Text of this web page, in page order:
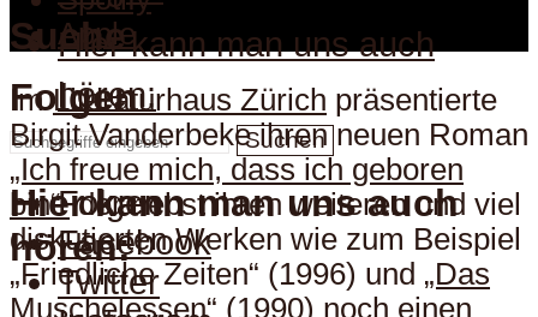
Suche
Suchen
Hier kann man uns auch
hören:
Hier kann man uns auch
hören:
Folgen
Folgen
Facebook
Twitter
Apple
ImLiteraturhaus Zürich präsentierte
Birgit Vanderbeke ihren neuen Roman
„Ich freue mich, dass ich geboren
bin“der nebst ihren weiteren und viel
diskutierten Werken wie zum Beispiel
„Friedliche Zeiten“ (1996) und „Das
Muschelessen“ (1990) noch einen